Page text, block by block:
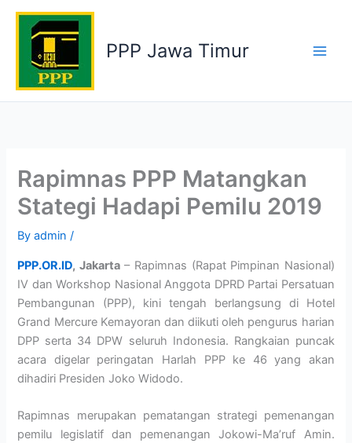
Skip
content
PPP Jawa Timur
Rapimnas PPP Matangkan
Stategi Hadapi Pemilu 2019
Byadmin/
PPP.OR.ID, Jakarta– Rapimnas (Rapat Pimpinan Nasional)
IV dan Workshop Nasional Anggota DPRD Partai Persatuan
Pembangunan (PPP), kini tengah berlangsung di Hotel
Grand Mercure Kemayoran dan diikuti oleh pengurus harian
DPP serta 34 DPW seluruh Indonesia. Rangkaian puncak
acara digelar peringatan Harlah PPP ke 46 yang akan
dihadiri Presiden Joko Widodo.
Rapimnas merupakan pematangan strategi pemenangan
pemilu legislatif dan pemenangan Jokowi-Ma’ruf Amin.